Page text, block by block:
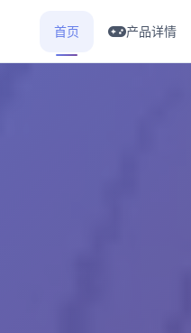
首页 产品详情